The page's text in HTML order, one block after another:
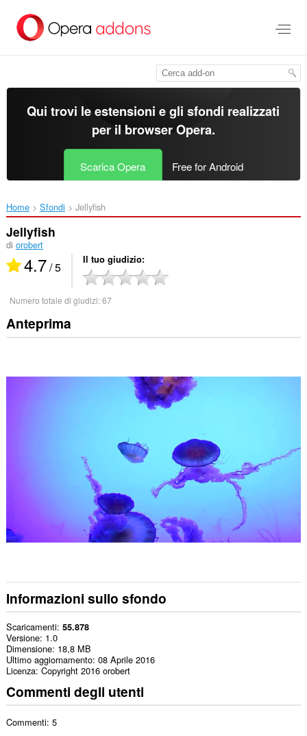
contenuto
Qui trovi le estensioni e gli sfondi realizzati
per il browser Opera.
Scarica Opera Free for Android
Home Sfondi Jellyfish‎
Jellyfish
di orobert
4.7/ 5 Il tuo giudizio
Numero totale di giudizi:67
Anteprima
Informazioni sullo sfondo
Scaricamenti 55.878
Versione 1.0
Dimensione 18,8 MB
Ultimo aggiornamento 08 Aprile 2016
Licenza Copyright 2016 orobert
Commenti degli utenti
Commenti: 5